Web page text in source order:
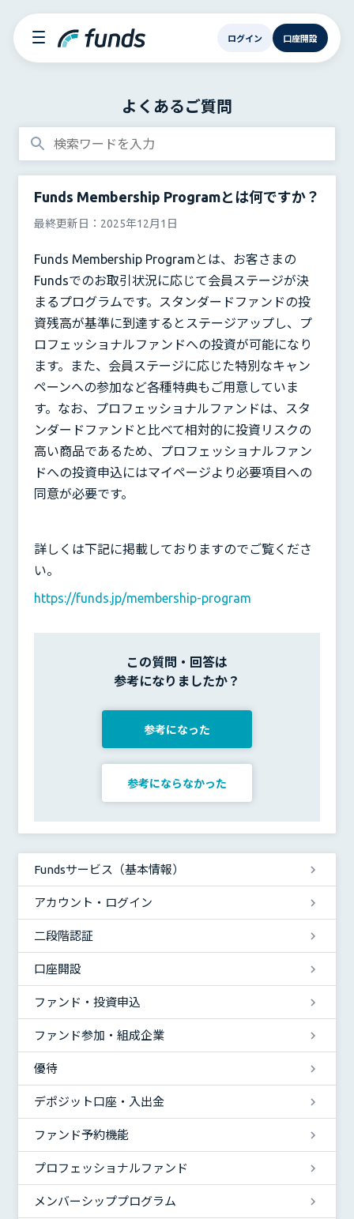
ログイン 口座開設
よくあるご質問
Fundsサービス（基本情報）
アカウント・ログイン
二段階認証
口座開設
ファンド・投資申込
ファンド参加・組成企業
優待
デポジット口座・入出金
ファンド予約機能
プロフェッショナルファンド
メンバーシッププログラム
Funds Membership Programとは何ですか？
最終更新日： 2025年12月1日
Funds Membership Programとは、お客さまの
Fundsでのお取引状況に応じて会員ステージが決
まるプログラムです。スタンダードファンドの投
資残高が基準に到達するとステージアップし、プ
ロフェッショナルファンドへの投資が可能になり
ます。また、会員ステージに応じた特別なキャン
ペーンへの参加など各種特典もご用意していま
す。なお、プロフェッショナルファンドは、スタ
ンダードファンドと比べて相対的に投資リスクの
高い商品であるため、プロフェッショナルファン
ドへの投資申込にはマイページより必要項目への
同意が必要です。
詳しくは下記に掲載しておりますのでご覧くださ
い。
https://funds.jp/membership-program
この質問・回答は
参考になりましたか？
参考にならなかった
参考になった